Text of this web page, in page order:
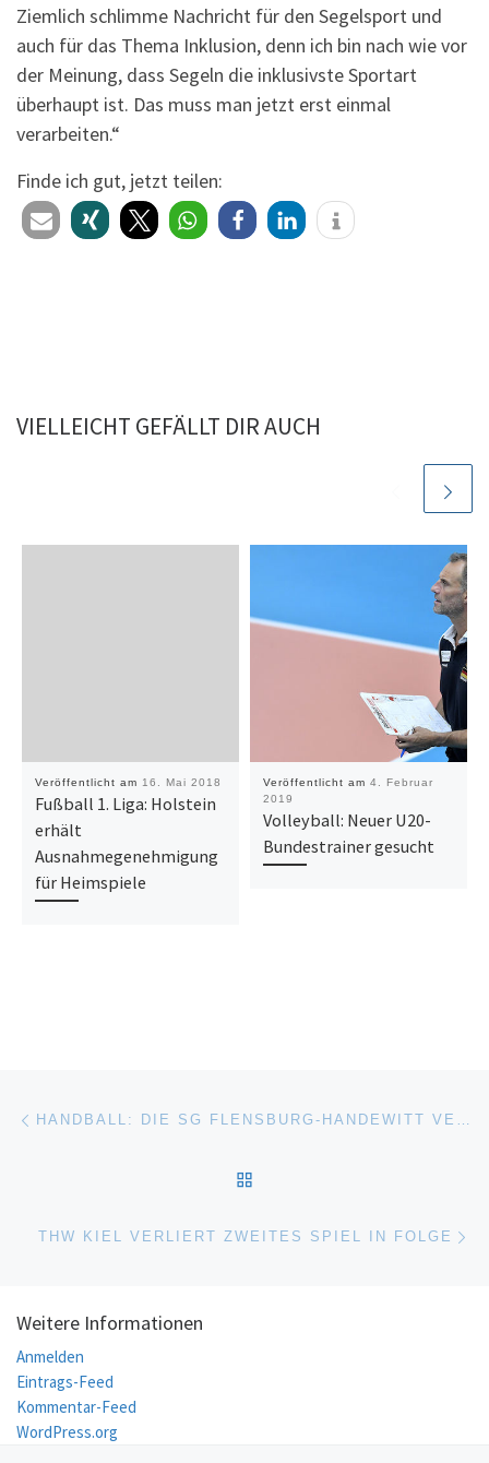
Ziemlich schlimme Nachricht für den Segelsport und
auch für das Thema Inklusion, denn ich bin nach wie vor
der Meinung, dass Segeln die inklusivste Sportart
überhaupt ist. Das muss man jetzt erst einmal
verarbeiten.“
Finde ich gut, jetzt teilen:
VIELLEICHT GEFÄLLT DIR AUCH
Veröffentlicht am 16. Mai 2018
Fußball 1. Liga: Holstein
erhält
Ausnahmegenehmigung
für Heimspiele
Veröffentlicht am 4. Februar
2019
Volleyball: Neuer U20-
Bundestrainer gesucht
Beitragsnavigation HANDBALL: DIE SG FLENSBURG-HANDEWITT VERLÄNGERT FRÜHZEITIG MIT CO-TRAINER MARK BULT
THW KIEL VERLIERT ZWEITES SPIEL IN FOLGE
Weitere Informationen
Anmelden
Eintrags-Feed
Kommentar-Feed
WordPress.org